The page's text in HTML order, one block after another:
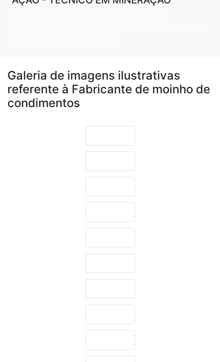
Galeria de imagens ilustrativas
referente à Fabricante de moinho de
condimentos